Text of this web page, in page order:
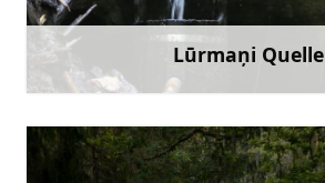
Lūrmaņi Quelle
Gehen Sie mit